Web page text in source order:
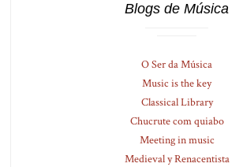
Blogs de Música
O Ser da Música
Music is the key
Classical Library
Chucrute com quiabo
Meeting in music
Medieval y Renacentista